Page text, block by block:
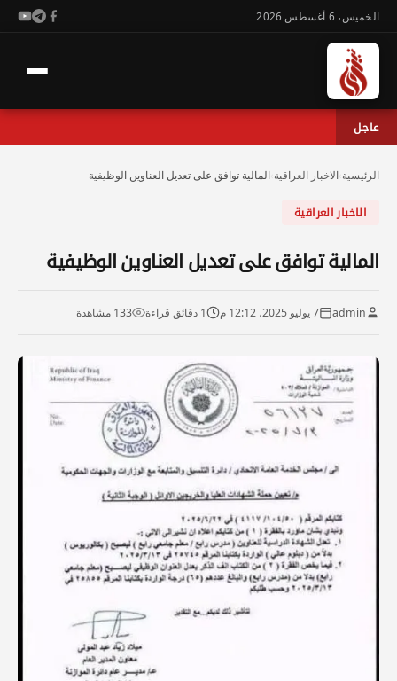
الخميس، 6 أغسطس 2026
عاجل
الرئيسية الاخبار العراقية المالية توافق على تعديل العناوين الوظيفية
الاخبار العراقية
المالية توافق على تعديل العناوين الوظيفية
admin 7 يوليو 2025، 12:12 م 1 دقائق قراءة 133 مشاهدة